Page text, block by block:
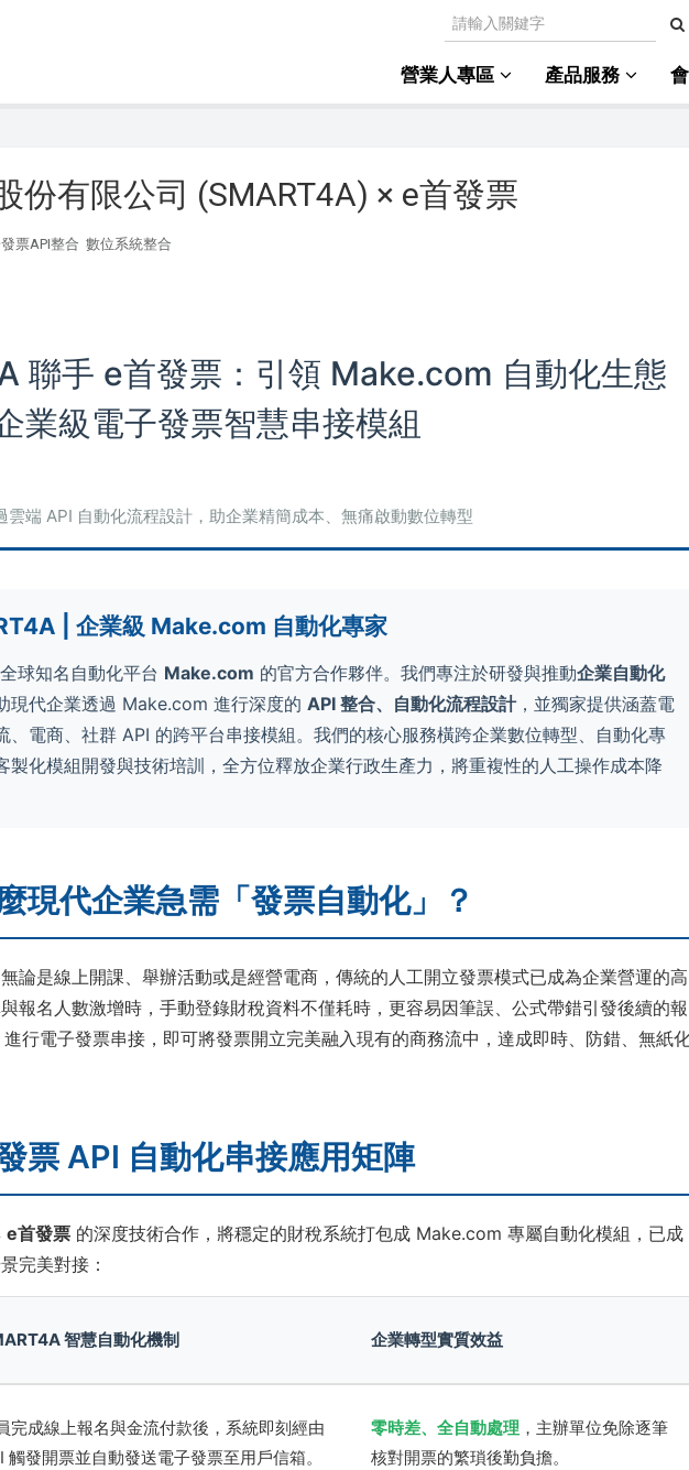
營業人專區 產品服務
份有限公司 (SMART4A) × e首發票
票API整合 數位系統整合
聯手 e首發票：引領 Make.com 自動化生態
業級電子發票智慧串接模組
雲端 API 自動化流程設計，助企業精簡成本、無痛啟動數位轉型
| 企業級 Make.com 自動化專家
球知名自動化平台 Make.com 的官方合作夥伴。我們專注於研發與推動企業自動化
現代企業透過 Make.com 進行深度的API 整合、自動化流程設計，並獨家提供涵蓋電
、電商、社群 API 的跨平台串接模組。我們的核心服務橫跨企業數位轉型、自動化專
製化模組開發與技術培訓，全方位釋放企業行政生產力，將重複性的人工操作成本降
現代企業急需「發票自動化」？
論是線上開課、舉辦活動或是經營電商，傳統的人工開立發票模式已成為企業營運的高
報名人數激增時，手動登錄財稅資料不僅耗時，更容易因筆誤、公式帶錯引發後續的報
行電子發票串接，即可將發票開立完美融入現有的商務流中，達成即時、防錯、無紙
票 API 自動化串接應用矩陣
e首發票 的深度技術合作，將穩定的財稅系統打包成 Make.com 專屬自動化模組，已成
完美對接：
智慧自動化機制 企業轉型實質效益
完成線上報名與金流付款後，系統即刻經由
觸發開票並自動發送電子發票至用戶信箱。
零時差、全自動處理 ，主辦單位免除逐筆
核對開票的繁瑣後勤負擔。